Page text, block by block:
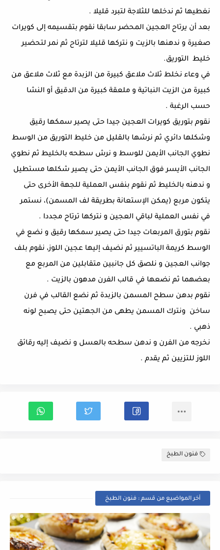
نغطيها ثم ندخلها للثلاجة لتبرد قليلا .
بعد أن يرتاح العجين المحضر سابقا نقوم بتقسيمه إلى كويرات
صغيرة و ندهنها بالزيت و نتركها قليلا لترتاح ثم نمر لتحضير
خليط التوريق.
في وعاء نخلط ثلاث ملاعق كبيرة من الزبدة مع ثلاث ملاعق من
كبيرة من الزيت النباتية و ملعقة كبيرة من الدقيق أو النشا
حسب الرغبة .
نقوم بتوريق كويرات العجين جيدا حتى يصير سمكها رقيق
وشكلها دائري ثم نرشها بالقليل من خليط التوريق من الوسط
نطوي الجانب الأيمن للوسط و نرش سطحه بالخليط ثم نطوي
الجانب الأيسر فوق الجانب الأيمن حتى يصير شكلها مستطيل
و ندهنه بالخليط ثم نقوم بنفس العملية للجهة الأخرى حتى
يتكون مربع (يمكن الإستعانة بطريقة لف المسمن)، نستمر
في نفس العملية لباقي العجين و نتركها ترتاح مجددا .
نقوم بتورق المربعات جيدا حتى يصير سمكها رقيق و نضع في
الوسط كريمة الباتسيير ثم نضيف إليها عجين اللوز، نقوم بلف
جوانب العجين و نلصق كل جانبين متقابلين من المربع مع
بعضهما ثم نضعها في قالب الفرن مدهون بالزيت .
نقوم بدهن سطح المسمن بالزبدة ثم نضع القالب في فرن
ساخن ونترك المسمن يطهى من الجهتين حتى يصبح لونه
ذهبي .
نخرجه من الفرن و ندهن سطحه بالعسل و نضيف إليه رقائق
اللوز للتزيين ثم يقدم .
فنون الطبخ
أخر المواضيع من قسم : فنون الطبخ